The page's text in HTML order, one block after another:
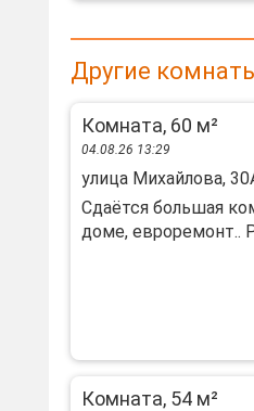
Другие
Комната, 60 м²
04.08.26 13:29
улица Михайлова,
Сдаётся большая
доме, евроремонт..
Комната, 54 м²